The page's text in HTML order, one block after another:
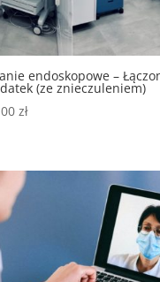
endoskopowe –
(ze znieczuleniem)
zł